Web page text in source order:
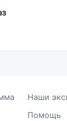
Наши
Помощь